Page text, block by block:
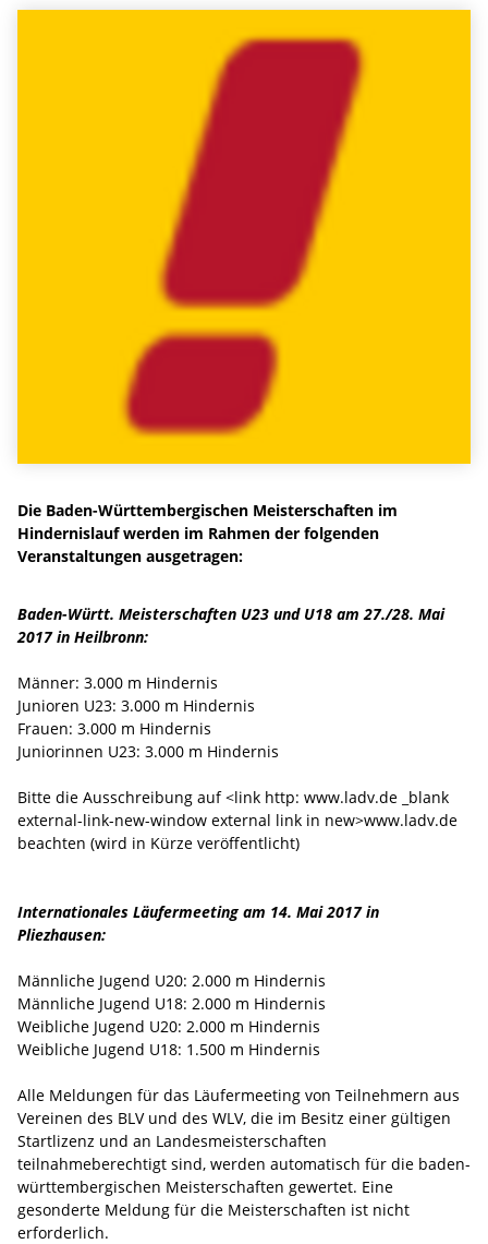
Die Baden-Württembergischen Meisterschaften im
Hindernislauf werden im Rahmen der folgenden
Veranstaltungen ausgetragen:
Baden-Württ. Meisterschaften U23 und U18 am 27./28. Mai
2017 in Heilbronn:
Männer: 3.000 m Hindernis
Junioren U23: 3.000 m Hindernis
Frauen: 3.000 m Hindernis
Juniorinnen U23: 3.000 m Hindernis
Bitte die Ausschreibung auf <link http: www.ladv.de _blank
external-link-new-window external link in new>www.ladv.de
beachten (wird in Kürze veröffentlicht)
Internationales Läufermeeting am 14. Mai 2017 in
Pliezhausen:
Männliche Jugend U20: 2.000 m Hindernis
Männliche Jugend U18: 2.000 m Hindernis
Weibliche Jugend U20: 2.000 m Hindernis
Weibliche Jugend U18: 1.500 m Hindernis
Alle Meldungen für das Läufermeeting von Teilnehmern aus
Vereinen des BLV und des WLV, die im Besitz einer gültigen
Startlizenz und an Landesmeisterschaften
teilnahmeberechtigt sind, werden automatisch für die baden-
württembergischen Meisterschaften gewertet. Eine
gesonderte Meldung für die Meisterschaften ist nicht
erforderlich.